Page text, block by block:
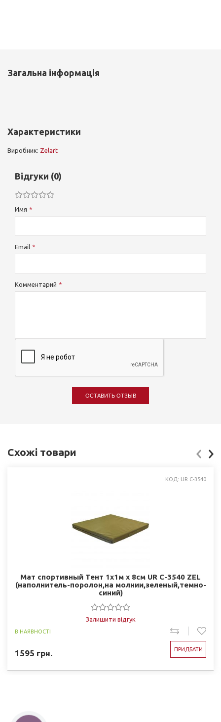
Загальна інформація
Характеристики
Виробник: Zelart
Відгуки (0)
Имя
Email
Комментарий
ОСТАВИТЬ ОТЗЫВ
Схожі товари
КОД: UR C-3540
Мат спортивный Тент 1x1м x 8см UR C-3540 ZEL
(наполнитель-поролон,на молнии,зеленый,темно-
синий)
Залишити відгук
В НАЯВНОСТІ
1595 грн. ПРИДБАТИ